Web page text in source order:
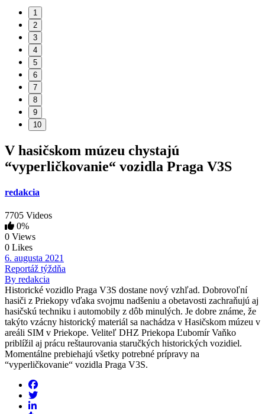
1
2
3
4
5
6
7
8
9
10
V hasičskom múzeu chystajú
“vyperličkovanie“ vozidla Praga V3S
redakcia
7705 Videos
0%
0 Views
0 Likes
6. augusta 2021
Reportáž týždňa
By redakcia
Historické vozidlo Praga V3S dostane nový vzhľad. Dobrovoľní
hasiči z Priekopy vďaka svojmu nadšeniu a obetavosti zachraňujú aj
hasičskú techniku i automobily z dôb minulých. Je dobre známe, že
takýto vzácny historický materiál sa nachádza v Hasičskom múzeu v
areáli SIM v Priekope. Veliteľ DHZ Priekopa Ľubomír Vaňko
priblížil aj prácu reštaurovania staručkých historických vozidiel.
Momentálne prebiehajú všetky potrebné prípravy na
“vyperličkovanie“ vozidla Praga V3S.